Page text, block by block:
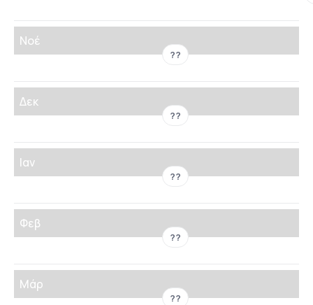
Νοέ
??
Δεκ
??
Ιαν
??
Φεβ
??
Μάρ
??